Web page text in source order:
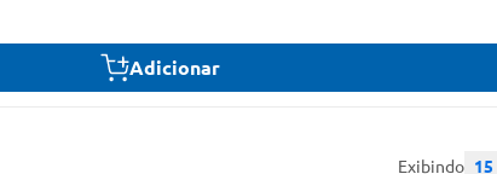
Adicionar
Exibindo 15